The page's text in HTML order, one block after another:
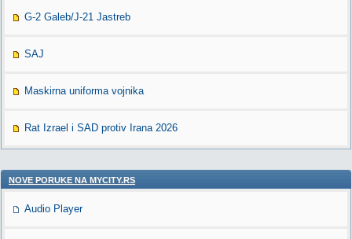
G-2 Galeb/J-21 Jastreb
SAJ
Maskirna uniforma vojnika
Rat Izrael i SAD protiv Irana 2026
NOVE PORUKE NA MYCITY.RS
Audio Player